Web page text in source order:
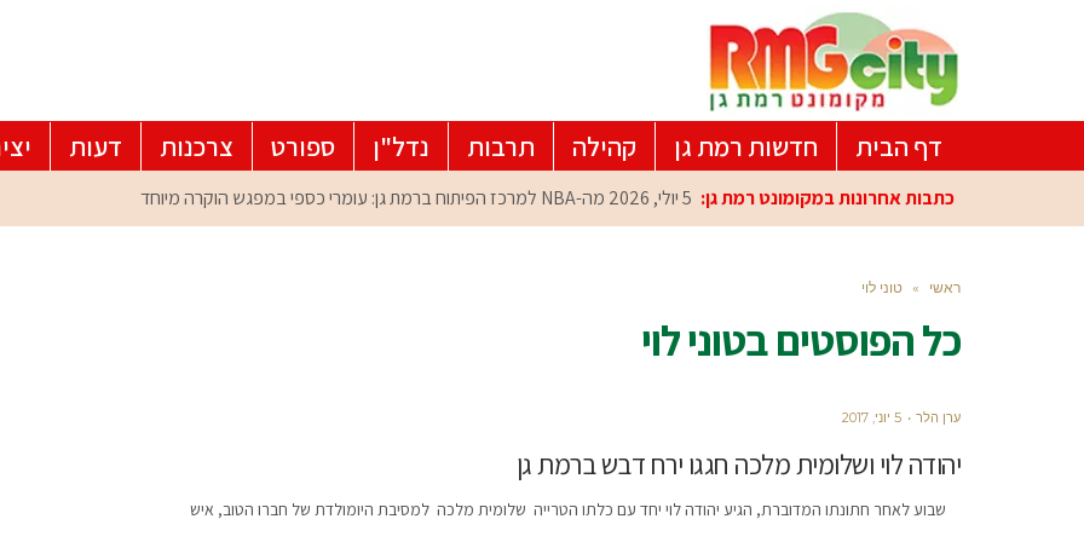
דף הבית חדשות רמת גן קהילה תרבות נדל"ן ספורט צרכנות דעות
כתבות אחרונות במקומונט רמת גן: 5 יולי, 2026 מה-NBA למרכז הפיתוח ברמת גן: עומרי כספי במפגש הוקרה מיוחד
ראשי » טוני לוי
כל הפוסטים בטוני לוי
ערן הלר 5 יוני, 2017
יהודה לוי ושלומית מלכה חגגו ירח דבש ברמת גן
שבוע לאחר חתונתו המדוברת, הגיע יהודה לוי יחד עם כלתו הטרייה שלומית מלכה למסיבת היומולדת של חברו הטוב, איש